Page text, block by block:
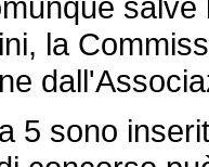
la
sono